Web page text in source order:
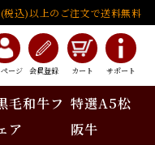
込)以上のご注文で送料無料
ージ 会員登録 カート サポート
毛和牛フ
ア
特選A5松
阪牛